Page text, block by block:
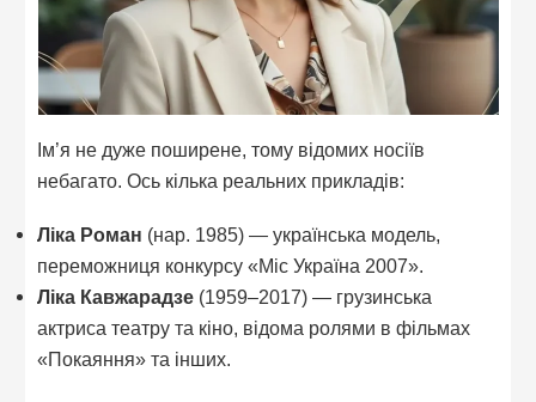
Ім’я не дуже поширене, тому відомих носіїв
небагато. Ось кілька реальних прикладів:
Ліка Роман (нар. 1985) — українська модель,
переможниця конкурсу «Міс Україна 2007».
Ліка Кавжарадзе (1959–2017) — грузинська
актриса театру та кіно, відома ролями в фільмах
«Покаяння» та інших.